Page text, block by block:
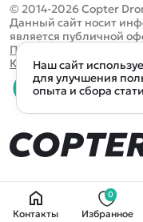
Игрушки
Запчасти для моделей
Бренды
Оплата и доставка
Помощь
Отследить заказ
Оплата на сайте
© 2014-2026 Copter
Данный сайт носит
является публичной
Политика
Карта сайта
0 товаров
0 ₽
Контакты
0
Избранное
Определить
Санкт-Петербург
Все подборки
Ещё более 300
Наш сайт
для улучшения
опыта и сбора